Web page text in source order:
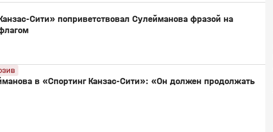
поприветствовал Сулейманова фразой на
в «Спортинг Канзас‑Сити»: «Он должен продолжать